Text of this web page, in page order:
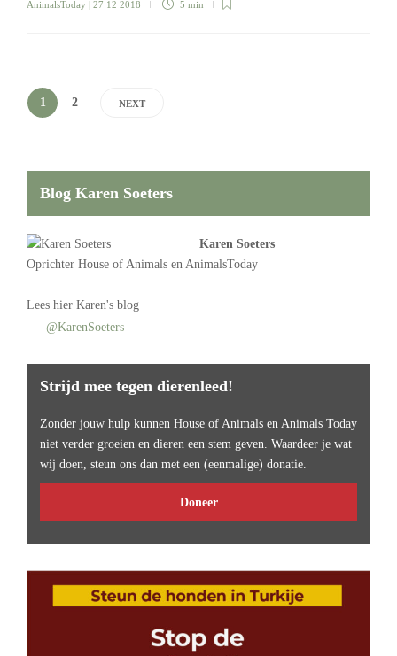
AnimalsToday | 27 12 2018 5 min
1 2 NEXT
Blog Karen Soeters
Karen Soeters
Oprichter House of Animals en AnimalsToday
Lees hier Karen's blog
@KarenSoeters
Strijd mee tegen dierenleed!
Zonder jouw hulp kunnen House of Animals en Animals Today
niet verder groeien en dieren een stem geven. Waardeer je wat
wij doen, steun ons dan met een (eenmalige) donatie.
Doneer